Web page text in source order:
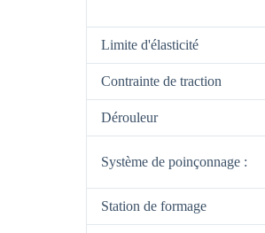
Limite d'élasticité
Contrainte de traction
Dérouleur
Système de poinçonnage :
Station de formage